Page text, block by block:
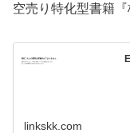
空売り特化型書籍
linkskk.com